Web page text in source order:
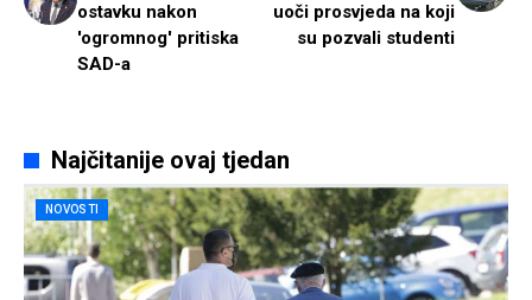
ostavku nakon
'ogromnog' pritiska
SAD-a
uoči prosvjeda na koji
su pozvali studenti
Najčitanije ovaj tjedan
NOVOSTI